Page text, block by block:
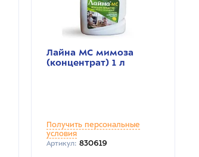
Лайна МС мимоза
(концентрат) 1 л
Получить персональные
условия
Артикул: 830619